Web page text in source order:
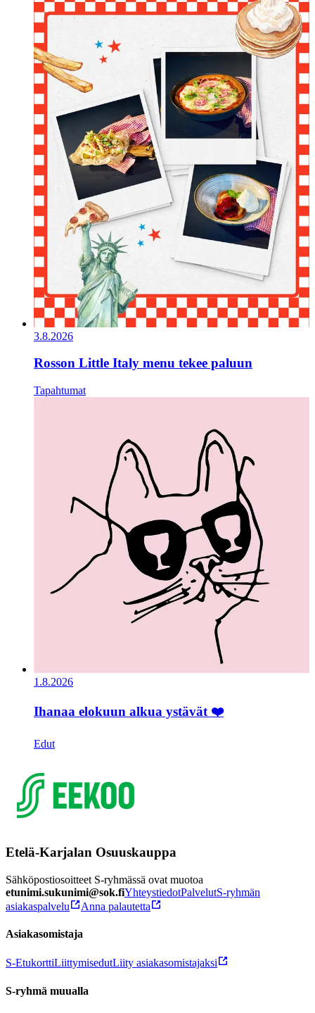
3.8.2026
Rosson Little Italy menu tekee paluun
Tapahtumat
1.8.2026
Ihanaa elokuun alkua ystävät ❤️
Edut
Etelä-Karjalan Osuuskauppa
Sähköpostiosoitteet S-ryhmässä ovat muotoa
etunimi.sukunimi@sok.fiYhteystiedotPalvelutS-ryhmän
asiakaspalvelu
Anna palautetta
Asiakasomistaja
S-EtukorttiLiittymisedutLiity asiakasomistajaksi
S-ryhmä muualla